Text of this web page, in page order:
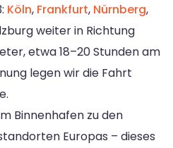
Köln, Frankfurt, Nürnberg,
weiter in Richtung
etwa 18–20 Stunden am
legen wir die Fahrt
Binnenhafen zu den
Europas – dieses